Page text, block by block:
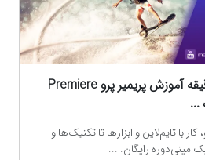
مینی‌دوره رایگان 300 دقیقه آموزش پریمیر پرو Premiere
با تایم‌لاین و ابزارها تا تکنیک‌ها و
مینی‌دوره رایگان. ...